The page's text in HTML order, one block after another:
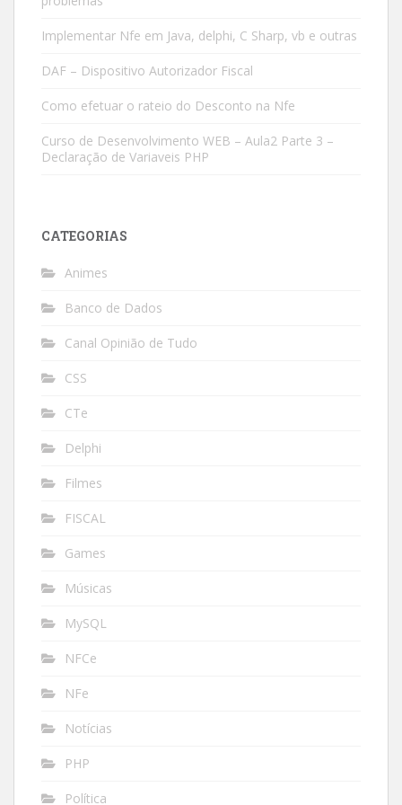
Implementar Nfe em Java, delphi, C Sharp, vb e outras
DAF – Dispositivo Autorizador Fiscal
Como efetuar o rateio do Desconto na Nfe
Curso de Desenvolvimento WEB – Aula2 Parte 3 –
Declaração de Variaveis PHP
CATEGORIAS
Animes
Banco de Dados
Canal Opinião de Tudo
CSS
CTe
Delphi
Filmes
FISCAL
Games
Músicas
MySQL
NFCe
NFe
Notícias
PHP
Política